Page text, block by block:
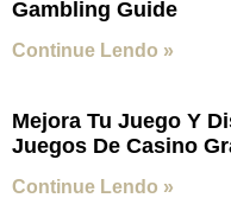
Gambling Guide
Continue Lendo »
Mejora Tu Juego Y
Juegos De Casino
Continue Lendo »